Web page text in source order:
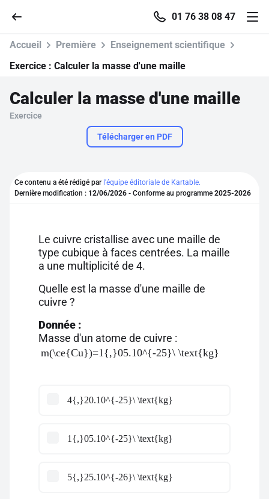
01 76 38 08 47
Accueil
Se connecter
S'inscrire gratuitement
Pour profiter de 10 contenus offerts.
Accueil Première
Enseignement scientifique
Exercice : Calculer la masse d'une maille
Calculer la masse d'une maille
Exercice
Télécharger en PDF
Ce contenu a été rédigé par l'équipe éditoriale de Kartable.
Dernière modification : 12/06/2026 - Conforme au programme 2025-2026
Le cuivre cristallise avec une maille de
type cubique à faces centrées. La maille
a une multiplicité de 4.
Quelle est la masse d'une maille de
cuivre ?
Donnée :
Masse d'un atome de cuivre :
m(\ce{Cu})=1{,}05.10^{-25}\ \text{kg}
4{,}20.10^{-25}\ \text{kg}
1{,}05.10^{-25}\ \text{kg}
5{,}25.10^{-26}\ \text{kg}